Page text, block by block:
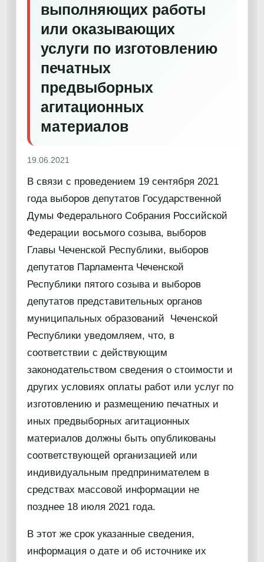
выполняющих работы
или оказывающих
услуги по изготовлению
печатных
предвыборных
агитационных
материалов
19.06.2021
В связи с проведением 19 сентября 2021
года выборов депутатов Государственной
Думы Федерального Собрания Российской
Федерации восьмого созыва, выборов
Главы Чеченской Республики, выборов
депутатов Парламента Чеченской
Республики пятого созыва и выборов
депутатов представительных органов
муниципальных образований Чеченской
Республики уведомляем, что, в
соответствии с действующим
законодательством сведения о стоимости и
других условиях оплаты работ или услуг по
изготовлению и размещению печатных и
иных предвыборных агитационных
материалов должны быть опубликованы
соответствующей организацией или
индивидуальным предпринимателем в
средствах массовой информации не
позднее 18 июля 2021 года.
В этот же срок указанные сведения,
информация о дате и об источнике их